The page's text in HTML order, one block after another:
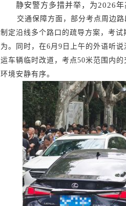
静安警方多措并举，为2026
交通保障方面，部分考点周边
制定沿线多个路口的疏导方案，考
为。同时，在6月9日上午的外语听
运车辆临时改道，考点50米范围内
环境安静有序。